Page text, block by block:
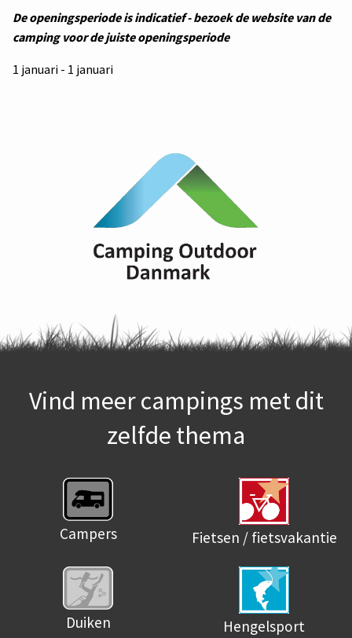
De openingsperiode is indicatief - bezoek de website van de
camping voor de juiste openingsperiode
1 januari - 1 januari
Vind meer campings met dit
zelfde thema
Campers Fietsen / fietsvakantie
Duiken Hengelsport